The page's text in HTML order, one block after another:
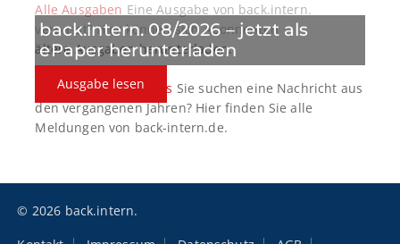
nback.intern. 08/2026 – jetzt als
ePaper herunterladen
Ausgabe lesen
Alle Ausgaben Eine Ausgabe von back.intern.
verpasst? Hier können sich Abonnenten
ältere Ausgaben herunterladen.
back.intern. Top-News Sie suchen eine Nachricht aus
den vergangenen Jahren? Hier finden Sie alle
Meldungen von back-intern.de.
© 2026 back.intern.